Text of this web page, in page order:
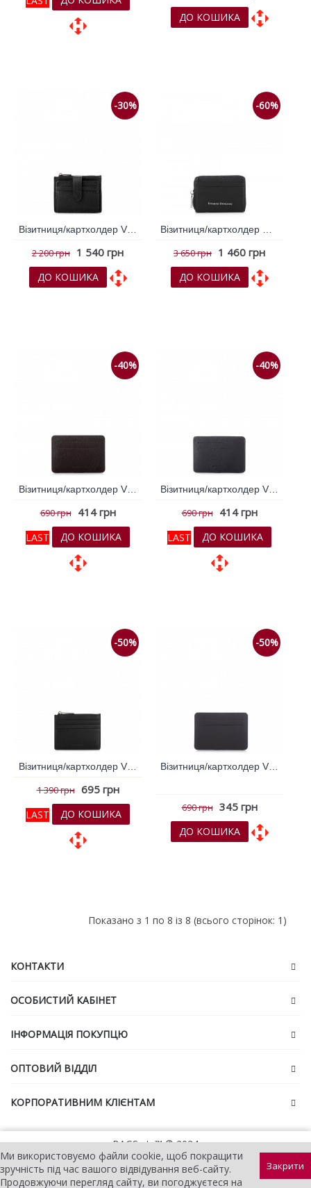
ДО КОШИКА
-30%
2 200 грн 1 540 грн
ДО КОШИКА
-60%
3 650 грн 1 460 грн
ДО КОШИКА
-40%
690 грн 414 грн
LAST ДО КОШИКА
-40%
690 грн 414 грн
LAST ДО КОШИКА
-50%
1 390 грн 695 грн
LAST ДО КОШИКА
-50%
690 грн 345 грн
ДО КОШИКА
Показано з 1 по 8 із 8 (всього сторінок: 1)
КОНТАКТИ
ОСОБИСТИЙ КАБІНЕТ
ІНФОРМАЦІЯ ПОКУПЦЮ
ОПТОВИЙ ВІДДІЛ
КОРПОРАТИВНИМ КЛІЄНТАМ
BAGS etc™ © 2024
Закрити
Ми використовуємо файли cookie, щоб покращити
зручність під час вашого відвідування веб-сайту.
Продовжуючи перегляд сайту, ви погоджуєтеся на